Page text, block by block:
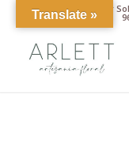
Av. Pintor Xavier
Translate »